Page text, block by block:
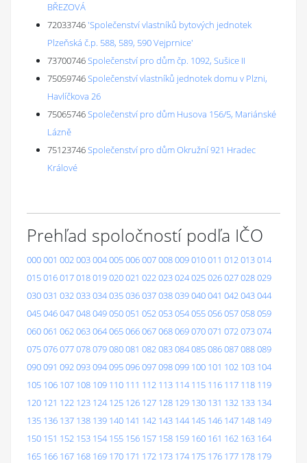
BŘEZOVÁ
72033746'Společenství vlastníků bytových jednotek
Plzeňská č.p. 588, 589, 590 Vejprnice'
73700746Společenství pro dům čp. 1092, Sušice II
75059746Společenství vlastníků jednotek domu v Plzni,
Havlíčkova 26
75065746Společenství pro dům Husova 156/5, Mariánské
Lázně
75123746Společenství pro dům Okružní 921 Hradec
Králové
Prehľad spoločností podľa IČO
000001 002003004005006007008009010011 012013014
015016017018019020021 022023024025026027028029
030031 032033034035036037038039040041 042043044
045046047048049050051 052053054055056057058059
060061 062063064065066067068069070071 072073074
075076077078079080081 082083084085086087088089
090091 092093094095096097098099 100 101 102 103 104
105 106 107 108 109 110 111 112 113 114 115 116 117 118 119
120 121 122 123 124 125 126 127 128 129 130 131 132 133 134
135 136 137 138 139 140 141 142 143 144 145 146 147 148 149
150 151 152 153 154 155 156 157 158 159 160 161 162 163 164
165 166 167 168 169 170 171 172 173 174 175 176 177 178 179